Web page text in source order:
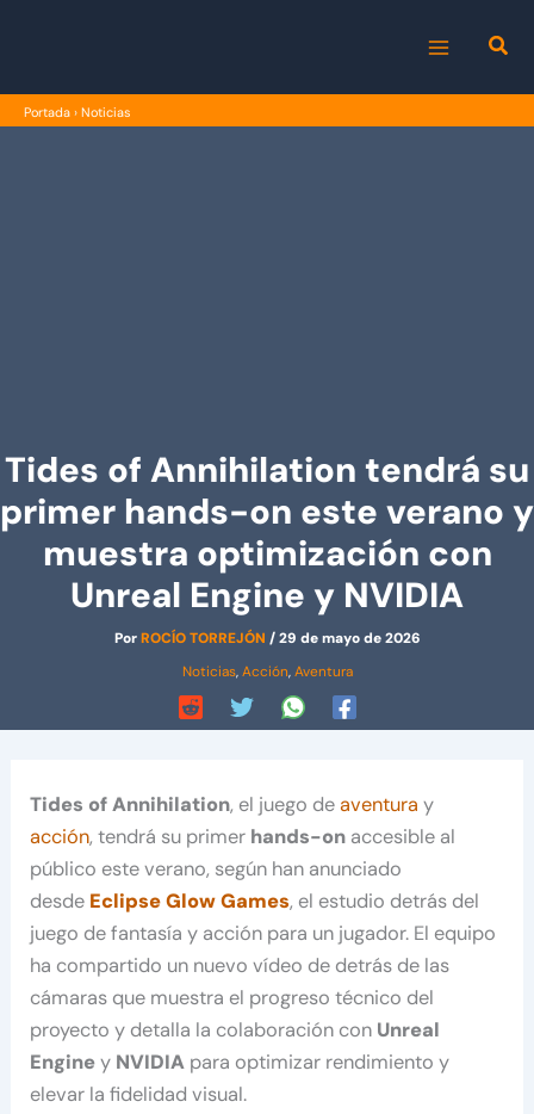
MENU
Portada › Noticias
Tides of Annihilation tendrá su
primer hands-on este verano y
muestra optimización con
Unreal Engine y NVIDIA
PorROCÍO TORREJÓN /29 de mayo de 2026
Noticias,Acción,Aventura
Tides of Annihilation, el juego deaventura y
acción, tendrá su primer hands-on accesible al
público este verano, según han anunciado
desde Eclipse Glow Games, el estudio detrás del
juego de fantasía y acción para un jugador. El equipo
ha compartido un nuevo vídeo de detrás de las
cámaras que muestra el progreso técnico del
proyecto y detalla la colaboración con Unreal
Enginey NVIDIA para optimizar rendimiento y
elevar la fidelidad visual.